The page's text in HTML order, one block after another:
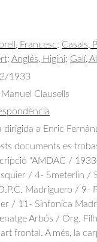
Francesc; Casals,
; Anglés, Higini; Galí,
1933
Manuel Clausells
dirigida a Enric
documents es
"AMDAC /
/ 4- Smeterlin /
Madriguero / 9-
/ 11- Sinfonica
Arbós / Org.
frontal. A més, la